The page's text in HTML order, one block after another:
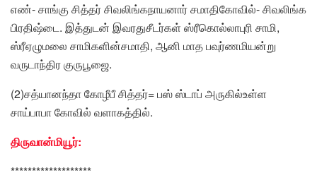
எண்- சாங்கு சித்தர் சிவலிங்கநாயனார் சமாதிகோவில்- சிவலிங்க
பிரதிஷ்டை. இத்துடன் இவரதுசீடர்கள் ஸ்ரீகொல்லாபுரி சாமி,
ஸ்ரீஏழுமலை சாமிகளின்சமாதி, ஆனி மாத பவுர்ணமியன்று
வருடாந்திர குருபூஜை.
(2)சத்யானந்தா கோழீபீ சித்தர்= பஸ் ஸ்டாப் அருகில்உள்ள
சாய்பாபா கோவில் வளாகத்தில்.
திருவான்மியூர்:
*******************